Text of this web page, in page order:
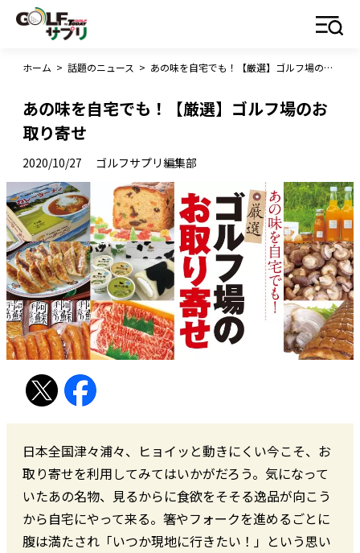
ホーム > 話題のニュース > あの味を自宅でも！【厳選】ゴルフ場のお取り寄せ
あの味を自宅でも！【厳選】ゴルフ場のお
取り寄せ
2020/10/27 ゴルフサプリ編集部
日本全国津々浦々、ヒョイッと動きにくい今こそ、お
取り寄せを利用してみてはいかがだろう。気になって
いたあの名物、見るからに食欲をそそる逸品が向こう
から自宅にやって来る。箸やフォークを進めるごとに
腹は満たされ「いつか現地に行きたい！」という思い